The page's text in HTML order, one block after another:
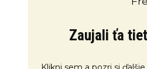
Zaujali ťa